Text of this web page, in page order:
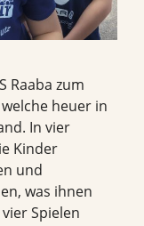
Raaba zum
heuer in
In vier
Kinder
und
was ihnen
Spielen